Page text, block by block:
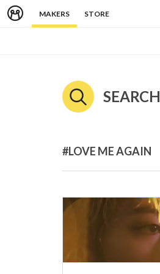
MAKERS STORE
SEARCH
#LOVE ME AGAIN